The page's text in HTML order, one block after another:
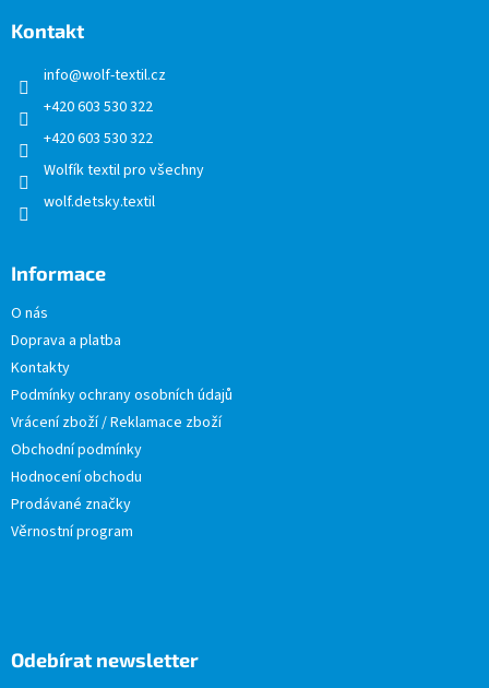
Kontakt
info@wolf-textil.cz
+420 603 530 322
+420 603 530 322
Wolfík textil pro všechny
wolf.detsky.textil
Informace
O nás
Doprava a platba
Kontakty
Podmínky ochrany osobních údajů
Vrácení zboží / Reklamace zboží
Obchodní podmínky
Hodnocení obchodu
Prodávané značky
Věrnostní program
Odebírat newsletter